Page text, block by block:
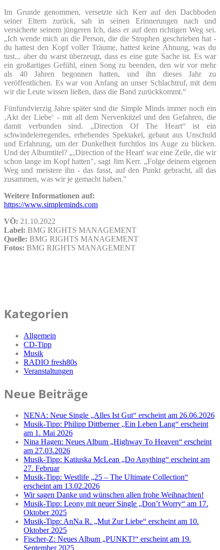
Im Grunde genommen, versetzte sich Kerr auf den Dachboden
seiner Eltern zurück, sah in seinen Erinnerungen nach und
versicherte seinem jüngeren Ich, dass er auf dem richtigen Weg sei.
„Ich wende mich an die Person, die die Strophen geschrieben hat -
du hattest den Kopf voller Träume, hattest keine Ahnung, was du
tust... aber du warst überzeugt, dass es eine gute Sache ist. Es war
ein großartiges Gefühl, einen Song zu beenden, den wir vor mehr
als 40 Jahren begonnen hatten, und ihn dieses Jahr zu
veröffentlichen. Es war von Anfang an unser Schlachtruf, mit dem
wir die Leute wissen ließen, dass die Band zurückkommt.“
Fünfundvierzig Jahre später sind die Simple Minds immer noch ein
‚Akt der Liebe‘ - mit all dem Nervenkitzel und den Gefahren, die
damit verbunden sind. „Direction Of The Heart“ ist ein
schwindelerregendes, erhebendes Spektakel, gebaut aus Unschuld
und Erfahrung, um der Dunkelheit furchtlos ins Auge zu blicken.
Und der Albumtitel? „‚Direction of the Heart' war eine Zeile, die wir
schon lange im Kopf hatten", sagt Jim Kerr. „Folge deinem eigenen
Weg und meistere ihn - das fasst, auf den Punkt gebracht, all das
zusammen, was wir je gemacht haben."
Weitere Informationen auf:
https://www.simpleminds.com
VÖ: 21.10.2022
Label: BMG RIGHTS MANAGEMENT
Quelle: BMG RIGHTS MANAGEMENT
Fotos: BMG RIGHTS MANAGEMENT
Kategorien
Allgemein
CD-Tipp
Musik
RADIO fresh80s
Veranstaltungen
Neue Beiträge
NENA: Neue Single „Alles Ist Gut“ erscheint am 26.06.2026
Musik-Tipp: Philipp Dittberner „Ein Leben Lang“ erscheint
am 1. Mai 2026
Nina Hagen: Neues Album „Highway To Heaven“ erscheint
am 27.03.2026
Musik-Tipp: Katiuska McLean „Do Anything“ erscheint am
27. Februar
Musik-Tipp: Westlife „25 – The Ultimate Collection“
erscheint am 13.02.2026
Wir sagen Danke und wünschen allen frohe Weihnachten!
Musik-Tipp: Leony mit neuer Single „Don’t Worry“ am 17.
Oktober 2025
Musik-Tipp: AnNa R. „Mut Zur Liebe“ erscheint am 10.
Oktober 2025
Fischer-Z: Neues Album „PUNKT!“ erscheint am 19.
September 2025